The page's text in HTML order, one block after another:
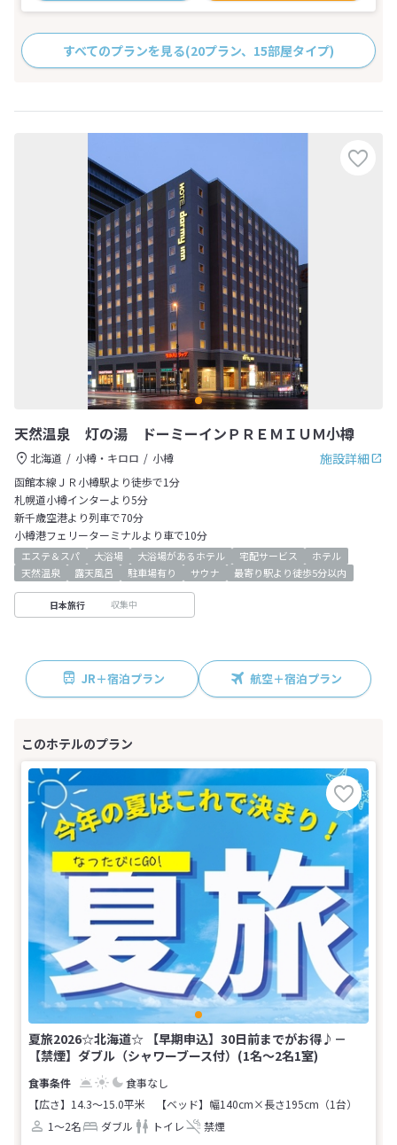
すべてのプランを見る(20プラン、15部屋タイプ)
天然温泉 灯の湯 ドーミーインＰＲＥＭＩＵＭ小樽
施設詳細
北海道 小樽・キロロ
小樽
函館本線ＪＲ小樽駅より徒歩で1分
札幌道小樽インターより5分
新千歳空港より列車で70分
小樽港フェリーターミナルより車で10分
エステ＆スパ 大浴場 大浴場があるホテル 宅配サービス
ホテル
天然温泉
露天風呂 駐車場有り サウナ 最寄り駅より徒歩5分以内
日本旅行 収集中
JR＋宿泊プラン 航空＋宿泊プラン
夏旅2026☆北海道☆ 【早期申込】30日前までがお得♪－
【禁煙】ダブル（シャワーブース付）(1名～2名1室)
食事なし
【広さ】14.3～15.0平米
【ベッド】幅140cm×長さ195cm（1台）
1～2名
ダブル トイレ 禁煙